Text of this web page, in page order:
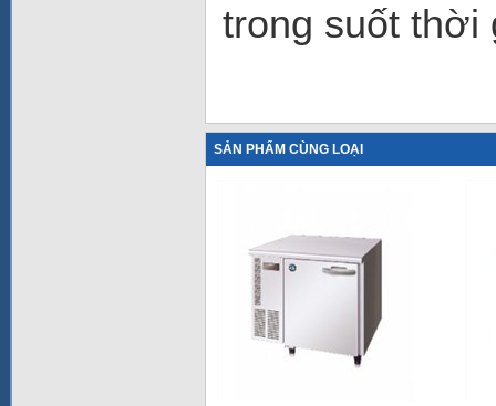
trong suốt thời
SẢN PHẨM CÙNG LOẠI